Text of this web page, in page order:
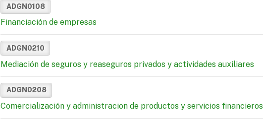
ADGN0108
Financiación de empresas
ADGN0210
Mediación de seguros y reaseguros privados y actividades auxiliares
ADGN0208
Comercialización y administracion de productos y servicios financieros